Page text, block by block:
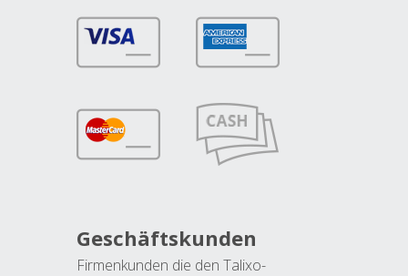
Geschäftskunden
Firmenkunden die den Talixo-